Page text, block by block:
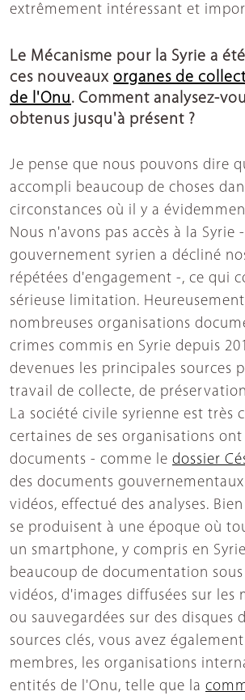
extrêmement intéressant et
Le Mécanisme pour la Syrie a
ces nouveaux organes de
de l'Onu. Comment analysez-
obtenus jusqu'à présent ?
Je pense que nous pouvons dire
accompli beaucoup de choses
circonstances où il y a
Nous n'avons pas accès à la Syrie
gouvernement syrien a décliné
répétées d'engagement -, ce qui
sérieuse limitation.
nombreuses organisations
crimes commis en Syrie depuis
devenues les principales sources
travail de collecte, de
La société civile syrienne est très
certaines de ses organisations
documents - comme le dossier
des documents
vidéos, effectué des analyses.
se produisent à une époque où
un smartphone, y compris en
beaucoup de documentation
vidéos, d'images diffusées sur les
ou sauvegardées sur des disques
sources clés, vous avez
membres, les organisations
entités de l'Onu, telle que la